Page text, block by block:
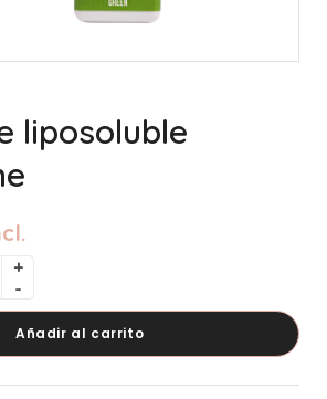
liposoluble
Añadir al carrito